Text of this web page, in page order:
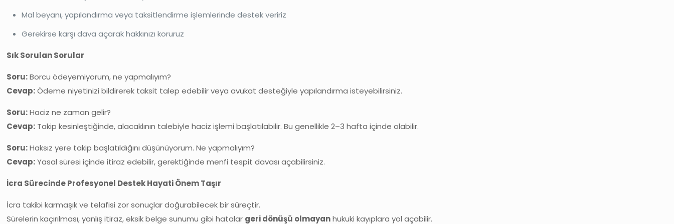
Mal beyanı, yapılandırma veya taksitlendirme işlemlerinde destek veririz
Gerekirse karşı dava açarak hakkınızı koruruz
Sık Sorulan Sorular
Soru:Borcu ödeyemiyorum, ne yapmalıyım?
Cevap:Ödeme niyetinizi bildirerek taksit talep edebilir veya avukat desteğiyle yapılandırma isteyebilirsiniz.
Soru:Haciz ne zaman gelir?
Cevap: Takip kesinleştiğinde, alacaklının talebiyle haciz işlemi başlatılabilir. Bu genellikle 2–3 hafta içinde olabilir.
Soru:Haksız yere takip başlatıldığını düşünüyorum. Ne yapmalıyım?
Cevap:Yasal süresi içinde itiraz edebilir, gerektiğinde menfi tespit davası açabilirsiniz.
İcra Sürecinde Profesyonel Destek Hayati Önem Taşır
İcra takibi karmaşık ve telafisi zor sonuçlar doğurabilecek bir süreçtir.
Sürelerin kaçırılması, yanlış itiraz, eksik belge sunumu gibi hatalar geri dönüşü olmayanhukuki kayıplara yol açabilir.